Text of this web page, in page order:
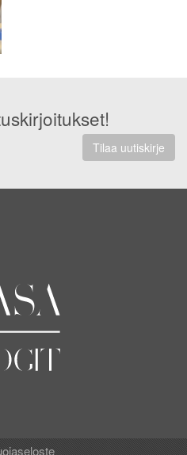
Tilaa uutiskirje